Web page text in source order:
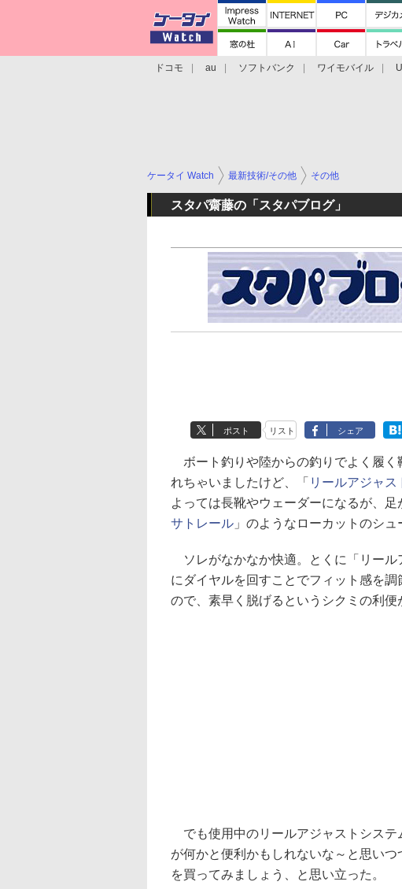
ドコモ au ソフトバンク ワイモバイル
ケータイ Watch 最新技術/その他 その他
スタパ齋藤の「スタパブログ」
ポスト リスト シェア
ボート釣りや陸からの釣りでよく履
れちゃいましたけど、「 リールアジャス
よっては長靴やウェーダーになるが、
サトレール 」のようなローカットのシュ
ソレがなかなか快適。とくに「リー
にダイヤルを回すことでフィット感を
ので、素早く脱げるというシクミの利便
でも使用中のリールアジャストシステ
が何かと便利かもしれないな～と思い
を買ってみましょう、と思い立った。